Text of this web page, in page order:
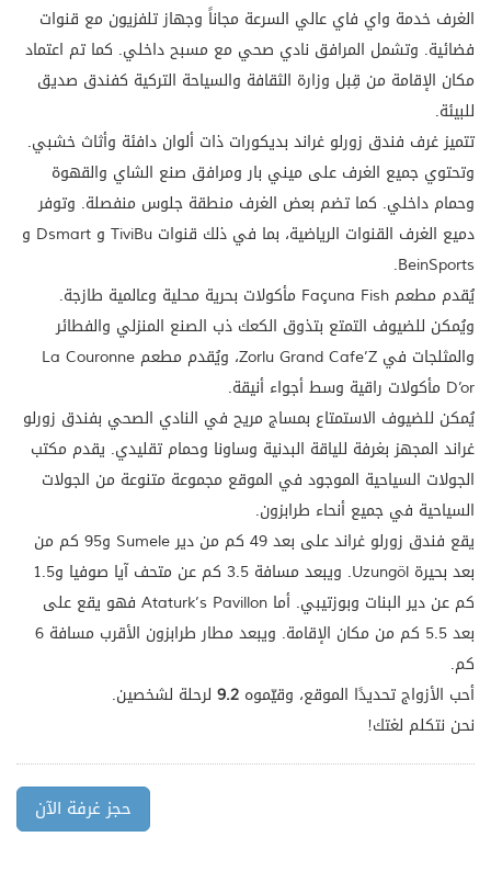
الغرف خدمة واي فاي عالي السرعة مجاناً وجهاز تلفزيون مع قنوات
فضائية. وتشمل المرافق نادي صحي مع مسبح داخلي. كما تم اعتماد
مكان الإقامة من قِبل وزارة الثقافة والسياحة التركية كفندق صديق
للبيئة.
تتميز غرف فندق زورلو غراند بديكورات ذات ألوان دافئة وأثاث خشبي.
وتحتوي جميع الغرف على ميني بار ومرافق صنع الشاي والقهوة
وحمام داخلي. كما تضم بعض الغرف منطقة جلوس منفصلة. وتوفر
دميع الغرف القنوات الرياضية، بما في ذلك قنوات TiviBu و Dsmart و
BeinSports.
يُقدم مطعم Façuna Fish مأكولات بحرية محلية وعالمية طازجة.
ويُمكن للضيوف التمتع بتذوق الكعك ذب الصنع المنزلي والفطائر
والمثلجات في Zorlu Grand Cafe’Z، ويُقدم مطعم La Couronne
D’or مأكولات راقية وسط أجواء أنيقة.
يُمكن للضيوف الاستمتاع بمساج مريح في النادي الصحي بفندق زورلو
غراند المجهز بغرفة للياقة البدنية وساونا وحمام تقليدي. يقدم مكتب
الجولات السياحية الموجود في الموقع مجموعة متنوعة من الجولات
السياحية في جميع أنحاء طرابزون.
يقع فندق زورلو غراند على بعد 49 كم من دير Sumele و95 كم من
بعد بحيرة Uzungöl. ويبعد مسافة 3.5 كم عن متحف آيا صوفيا و1.5
كم عن دير البنات وبوزتيبي. أما Ataturk’s Pavillon فهو يقع على
بعد 5.5 كم من مكان الإقامة. ويبعد مطار طرابزون الأقرب مسافة 6
كم.
أحب الأزواج تحديدًا الموقع، وقيّموه 9.2 لرحلة لشخصين.
نحن نتكلم لغتك!
حجز غرفة الآن